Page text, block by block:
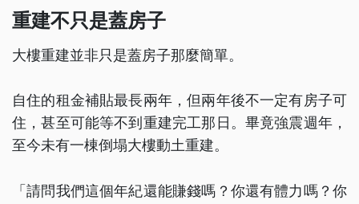
重建不只是蓋房子
大樓重建並非只是蓋房子那麼簡單。
自住的租金補貼最長兩年，但兩年後不一定有房子可
住，甚至可能等不到重建完工那日。畢竟強震週年，
至今未有一棟倒塌大樓動土重建。
「請問我們這個年紀還能賺錢嗎？你還有體力嗎？你